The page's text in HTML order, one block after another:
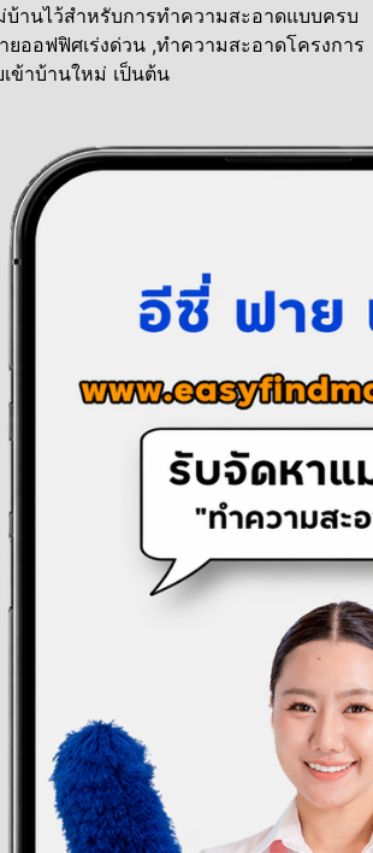
บ้านไว้สำหรับการทำความสะอาดแบบครบ
ยออฟฟิศเร่งด่วน ,ทำความสะอาดโครงการ
ข้าบ้านใหม่ เป็นต้น